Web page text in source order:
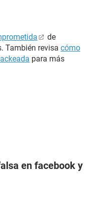
de
También revisa cómo
para más
en facebook y